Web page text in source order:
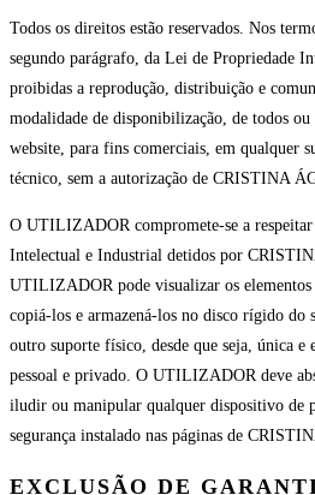
Todos os direitos estão reservados. Nos
segundo parágrafo, da Lei de Propriedade
proibidas a reprodução, distribuição e
modalidade de disponibilização, de todos ou
website, para fins comerciais, em qualquer
técnico, sem a autorização de CRISTINA
O UTILIZADOR compromete-se a
Intelectual e Industrial detidos por
UTILIZADOR pode visualizar os
copiá-los e armazená-los no disco rígido do
outro suporte físico, desde que seja, única e
pessoal e privado. O UTILIZADOR deve
iludir ou manipular qualquer dispositivo de
segurança instalado nas páginas de
EXCLUSÃO DE